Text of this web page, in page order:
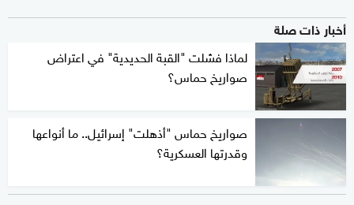
أخبار ذات صلة
لماذا فشلت "القبة الحديدية" في اعتراض
صواريخ حماس؟
صواريخ حماس "أذهلت" إسرائيل.. ما أنواعها
وقدرتها العسكرية؟